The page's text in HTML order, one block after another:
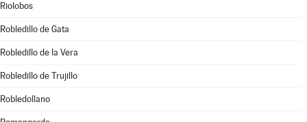
Riolobos
Robledillo de Gata
Robledillo de la Vera
Robledillo de Trujillo
Robledollano